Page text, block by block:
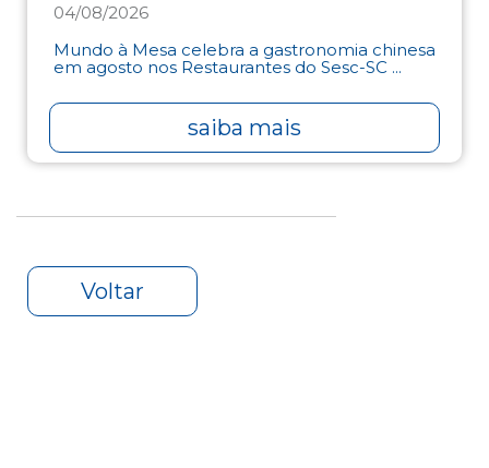
04/08/2026
Mundo à Mesa celebra a gastronomia chinesa
em agosto nos Restaurantes do Sesc-SC ...
saiba mais
Voltar